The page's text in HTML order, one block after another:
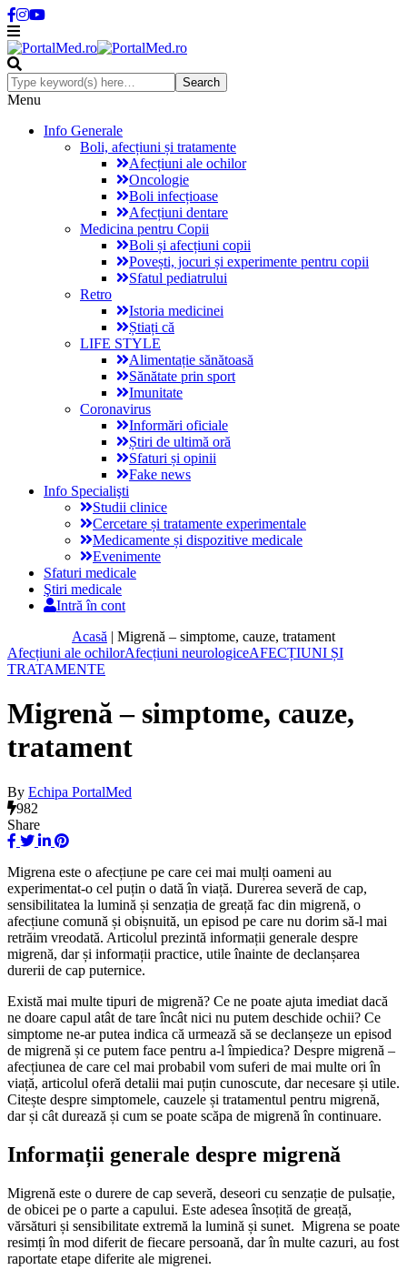
Menu
Info Generale
Boli, afecțiuni și tratamente
Afecțiuni ale ochilor
Oncologie
Boli infecțioase
Afecțiuni dentare
Medicina pentru Copii
Boli și afecțiuni copii
Povești, jocuri și experimente pentru copii
Sfatul pediatrului
Retro
Istoria medicinei
Știați că
LIFE STYLE
Alimentație sănătoasă
Sănătate prin sport
Imunitate
Coronavirus
Informări oficiale
Știri de ultimă oră
Sfaturi și opinii
Fake news
Info Specialişti
Studii clinice
Cercetare și tratamente experimentale
Medicamente și dispozitive medicale
Evenimente
Sfaturi medicale
Ştiri medicale
Intră în cont
Acasă | Migrenă – simptome, cauze, tratament
Afecțiuni ale ochilorAfecțiuni neurologiceAFECȚIUNI ȘI
TRATAMENTE
Migrenă – simptome, cauze,
tratament
By Echipa PortalMed
982
Share
Migrena este o afecțiune pe care cei mai mulți oameni au
experimentat-o cel puțin o dată în viață. Durerea severă de cap,
sensibilitatea la lumină și senzația de greață fac din migrenă, o
afecțiune comună și obișnuită, un episod pe care nu dorim să-l mai
retrăim vreodată. Articolul prezintă informații generale despre
migrenă, dar și informații practice, utile înainte de declanșarea
durerii de cap puternice.
Există mai multe tipuri de migrenă? Ce ne poate ajuta imediat dacă
ne doare capul atât de tare încât nici nu putem deschide ochii? Ce
simptome ne-ar putea indica că urmează să se declanșeze un episod
de migrenă și ce putem face pentru a-l împiedica? Despre migrenă –
afecțiunea de care cel mai probabil vom suferi de mai multe ori în
viață, articolul oferă detalii mai puțin cunoscute, dar necesare și utile.
Citește despre simptomele, cauzele și tratamentul pentru migrenă,
dar și cât durează și cum se poate scăpa de migrenă în continuare.
Informații generale despre migrenă
Migrenă este o durere de cap severă, deseori cu senzație de pulsație,
de obicei pe o parte a capului. Este adesea însoțită de greață,
vărsături și sensibilitate extremă la lumină și sunet. Migrena se poate
resimți în mod diferit de fiecare persoană, dar în multe cazuri, au fost
raportate etape diferite ale migrenei.